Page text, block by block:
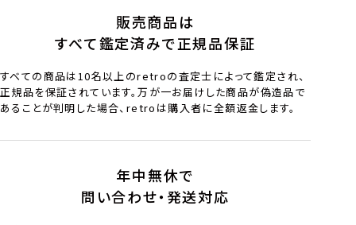
販売商品は
すべて鑑定済みで正規品保証
すべての商品は10名以上のretroの査定士によって鑑定され、
正規品を保証されています。万が一お届けした商品が偽造品で
あることが判明した場合、retroは購入者に全額返金します。
年中無休で
問い合わせ・発送対応